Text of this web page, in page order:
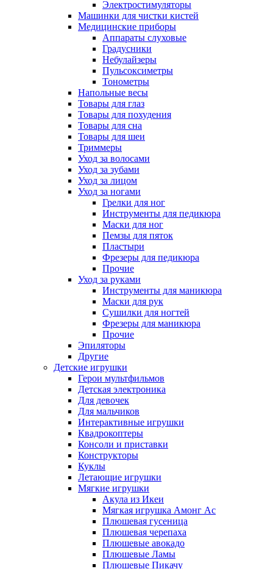
Электростимуляторы
Машинки для чистки кистей
Медицинские приборы
Аппараты слуховые
Градусники
Небулайзеры
Пульсоксиметры
Тонометры
Напольные весы
Товары для глаз
Товары для похудения
Товары для сна
Товары для шеи
Триммеры
Уход за волосами
Уход за зубами
Уход за лицом
Уход за ногами
Грелки для ног
Инструменты для педикюра
Маски для ног
Пемзы для пяток
Пластыри
Фрезеры для педикюра
Прочие
Уход за руками
Инструменты для маникюра
Маски для рук
Сушилки для ногтей
Фрезеры для маникюра
Прочие
Эпиляторы
Другие
Детские игрушки
Герои мультфильмов
Детская электроника
Для девочек
Для мальчиков
Интерактивные игрушки
Квадрокоптеры
Консоли и приставки
Конструкторы
Куклы
Летающие игрушки
Мягкие игрушки
Акула из Икеи
Мягкая игрушка Амонг Ас
Плюшевая гусеница
Плюшевая черепаха
Плюшевые авокадо
Плюшевые Ламы
Плюшевые Пикачу